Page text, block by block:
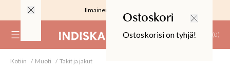
Ilmainen toimitus 59 €
(0)
Ostoskori
Ostoskorisi on tyhjä!
Kotiin Muoti Takit ja jakut